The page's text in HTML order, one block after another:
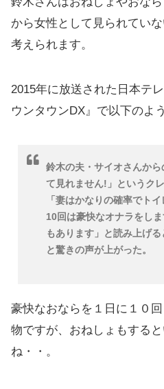
から女性として見られてい
考えられます。
2015年に放送された日本テ
ウンタウンDX』で以下のよ
鈴木の夫・サイオさんか
て見れません!」というク
「妻はかなりの確率でト
10回は豪快なオナラをし
もあります」と読み上げる
と驚きの声が上がった。
豪快なおならを１日に１０
物ですが、おねしょもする
ね・・。